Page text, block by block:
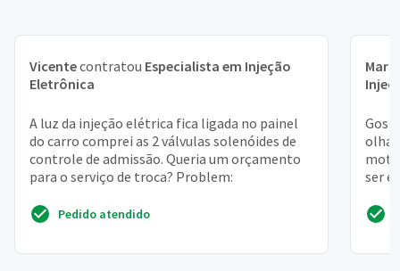
Vicentecontratou Especialista em Injeção
Eletrônica
A luz da injeção elétrica fica ligada no painel
do carro comprei as 2 válvulas solenóides de
controle de admissão. Queria um orçamento
para o serviço de troca? Problem:
Pedido atendido
olhar
ser